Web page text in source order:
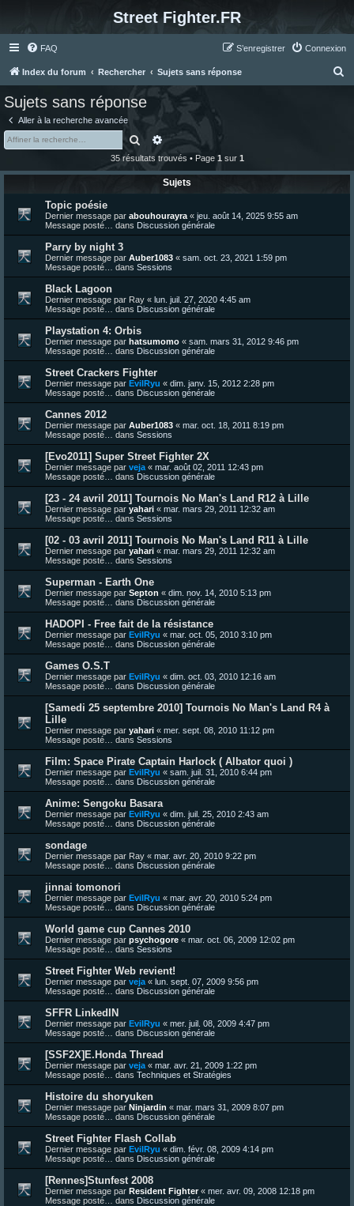
Street Fighter.FR
FAQ Connexion
S’enregistrer
Index du forum Rechercher Sujets sans réponse
Sujets sans réponse
Aller à la recherche avancée
RechercherRecherche avancée
35 résultats trouvés • Page 1 sur 1
Sujets
Topic poésie
Dernier message par abouhourayra « jeu. août 14, 2025 9:55 am
Message posté… dans Discussion générale
Parry by night 3
Dernier message par Auber1083 « sam. oct. 23, 2021 1:59 pm
Message posté… dans Sessions
Black Lagoon
Dernier message par Ray « lun. juil. 27, 2020 4:45 am
Message posté… dans Discussion générale
Playstation 4: Orbis
Dernier message par hatsumomo « sam. mars 31, 2012 9:46 pm
Message posté… dans Discussion générale
Street Crackers Fighter
Dernier message par EvilRyu « dim. janv. 15, 2012 2:28 pm
Message posté… dans Discussion générale
Cannes 2012
Dernier message par Auber1083 « mar. oct. 18, 2011 8:19 pm
Message posté… dans Sessions
[Evo2011] Super Street Fighter 2X
Dernier message par veja « mar. août 02, 2011 12:43 pm
Message posté… dans Discussion générale
[23 - 24 avril 2011] Tournois No Man's Land R12 à Lille
Dernier message par yahari « mar. mars 29, 2011 12:32 am
Message posté… dans Sessions
[02 - 03 avril 2011] Tournois No Man's Land R11 à Lille
Dernier message par yahari « mar. mars 29, 2011 12:32 am
Message posté… dans Sessions
Superman - Earth One
Dernier message par Septon « dim. nov. 14, 2010 5:13 pm
Message posté… dans Discussion générale
HADOPI - Free fait de la résistance
Dernier message par EvilRyu « mar. oct. 05, 2010 3:10 pm
Message posté… dans Discussion générale
Games O.S.T
Dernier message par EvilRyu « dim. oct. 03, 2010 12:16 am
Message posté… dans Discussion générale
[Samedi 25 septembre 2010] Tournois No Man's Land R4 à
Lille
Dernier message par yahari « mer. sept. 08, 2010 11:12 pm
Message posté… dans Sessions
Film: Space Pirate Captain Harlock ( Albator quoi )
Dernier message par EvilRyu « sam. juil. 31, 2010 6:44 pm
Message posté… dans Discussion générale
Anime: Sengoku Basara
Dernier message par EvilRyu « dim. juil. 25, 2010 2:43 am
Message posté… dans Discussion générale
sondage
Dernier message par Ray « mar. avr. 20, 2010 9:22 pm
Message posté… dans Discussion générale
jinnai tomonori
Dernier message par EvilRyu « mar. avr. 20, 2010 5:24 pm
Message posté… dans Discussion générale
World game cup Cannes 2010
Dernier message par psychogore « mar. oct. 06, 2009 12:02 pm
Message posté… dans Sessions
Street Fighter Web revient!
Dernier message par veja « lun. sept. 07, 2009 9:56 pm
Message posté… dans Discussion générale
SFFR LinkedIN
Dernier message par EvilRyu « mer. juil. 08, 2009 4:47 pm
Message posté… dans Discussion générale
[SSF2X]E.Honda Thread
Dernier message par veja « mar. avr. 21, 2009 1:22 pm
Message posté… dans Techniques et Stratégies
Histoire du shoryuken
Dernier message par Ninjardin « mar. mars 31, 2009 8:07 pm
Message posté… dans Discussion générale
Street Fighter Flash Collab
Dernier message par EvilRyu « dim. févr. 08, 2009 4:14 pm
Message posté… dans Discussion générale
[Rennes]Stunfest 2008
Dernier message par Resident Fighter« mer. avr. 09, 2008 12:18 pm
Message posté… dans Discussion générale